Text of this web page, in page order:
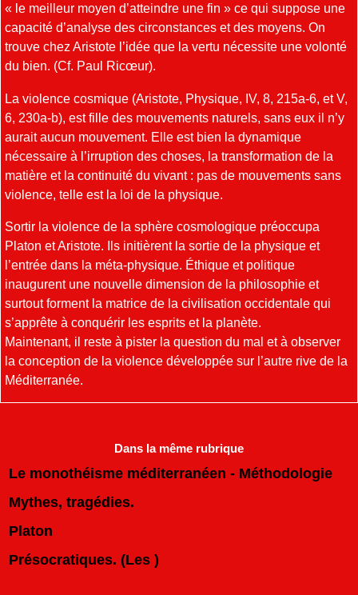
« le meilleur moyen d’atteindre une fin » ce qui suppose une
capacité d’analyse des circonstances et des moyens. On
trouve chez Aristote l’idée que la vertu nécessite une volonté
du bien. (Cf. Paul Ricœur).
La violence cosmique (Aristote, Physique, IV, 8, 215a-6, et V,
6, 230a-b), est fille des mouvements naturels, sans eux il n’y
aurait aucun mouvement. Elle est bien la dynamique
nécessaire à l’irruption des choses, la transformation de la
matière et la continuité du vivant : pas de mouvements sans
violence, telle est la loi de la physique.
Sortir la violence de la sphère cosmologique préoccupa
Platon et Aristote. Ils initièrent la sortie de la physique et
l’entrée dans la méta-physique. Éthique et politique
inaugurent une nouvelle dimension de la philosophie et
surtout forment la matrice de la civilisation occidentale qui
s’apprête à conquérir les esprits et la planète.
Maintenant, il reste à pister la question du mal et à observer
la conception de la violence développée sur l’autre rive de la
Méditerranée.
Dans la même rubrique
Le monothéisme méditerranéen - Méthodologie
Mythes, tragédies.
Platon
Présocratiques. (Les )